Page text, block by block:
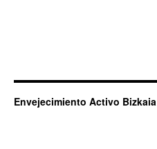
Envejecimiento Activo Bizkaia